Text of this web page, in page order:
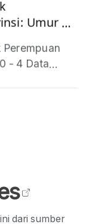
Laki-Laki
mengukur
yang telah
dari sumber